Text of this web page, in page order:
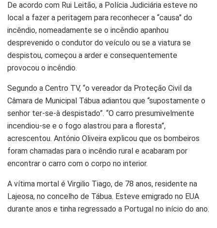
De acordo com Rui Leitão, a Polícia Judiciária esteve no
local a fazer a peritagem para reconhecer a “causa” do
incêndio, nomeadamente se o incêndio apanhou
desprevenido o condutor do veículo ou se a viatura se
despistou, começou a arder e consequentemente
provocou o incêndio.
Segundo a Centro TV, “o vereador da Proteção Civil da
Câmara de Municipal Tábua adiantou que “supostamente o
senhor ter-se-à despistado”. “O carro presumivelmente
incendiou-se e o fogo alastrou para a floresta”,
acrescentou. António Oliveira explicou que os bombeiros
foram chamadas para o incêndio rural e acabaram por
encontrar o carro com o corpo no interior.
A vítima mortal é Virgilio Tiago, de 78 anos, residente na
Lajeosa, no concelho de Tábua. Esteve emigrado no EUA
durante anos e tinha regressado a Portugal no início do ano.